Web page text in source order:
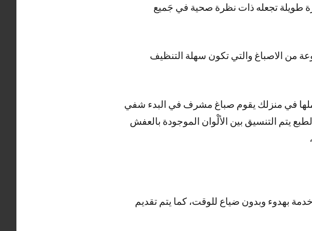
طويلة تجعله ذات نظرة صحية في جَميع
من الاصباغ والتي تكون سهلة التنظيف
لعملها في منزلك يقوم صباغ مشرف في البدء شفي
يتم التنسيق بين الألْوان الموجودة بالعفش
بهدوء وبدون ضياع للوقت، كما يتم تقديم